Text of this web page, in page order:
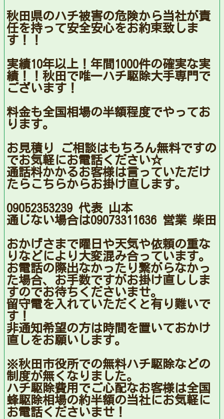
秋田県のハチ被害の危険から当社が責
任を持って安全安心をお約束致しま
す！！
実績10年以上！年間1000件の確実な実
績！！秋田で唯一ハチ駆除大手専門で
ございます！
料金も全国相場の半額程度でやってお
ります。
お見積り ご相談はもちろん無料ですの
でお気軽にお電話ください☆
通話料かかるお客様は言っていただけ
たらこちらからお掛け直します。
09052353239 代表 山本
通じない場合は09073311636 営業 柴田
おかげさまで曜日や天気や依頼の重な
りなどにより大変混み合っています。
お電話の際出なかったり繋がらなかっ
た場合、お手数ですがお掛け直ししま
すのでお待ちくださいませ。
留守電を入れていただくと有り難いで
す！
非通知希望の方は時間を置いておかけ
直しをお願いします。
※秋田市役所での無料ハチ駆除などの
制度が無くなりました。
ハチ駆除費用でご心配なお客様は全国
蜂駆除相場の約半額の当社にお気軽に
お電話くださいませ！